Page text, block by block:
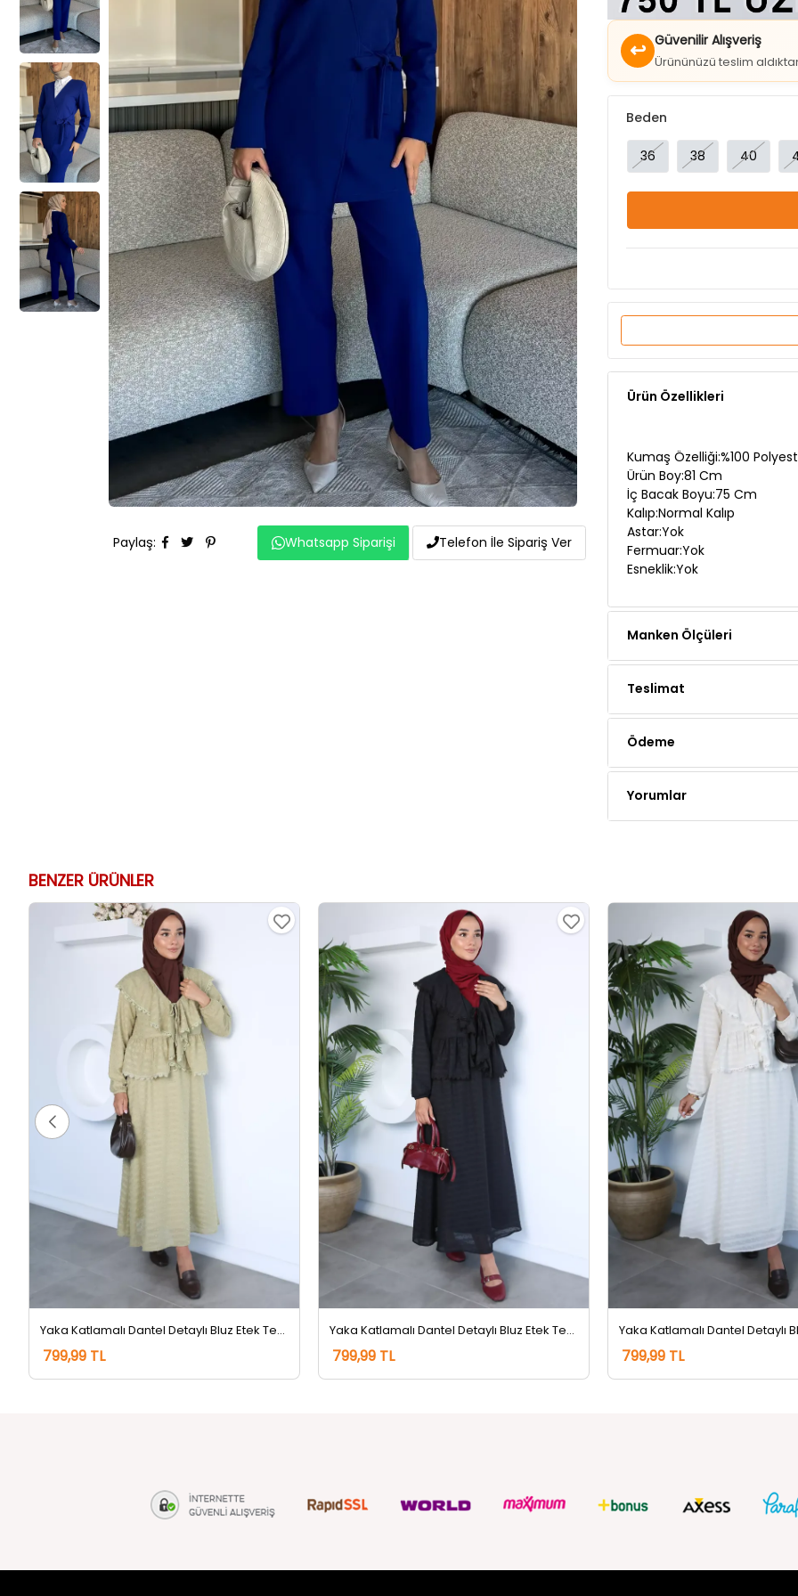
Paylaş: Whatsapp Siparişi Telefon İle Sipariş Ver
↩ Ürününüzü teslim
36
Ürün Özellikleri
İç Bacak Boyu:75 Cm
Kalıp:Normal Kalıp
Astar:Yok
Fermuar:Yok
Esneklik:Yok
799,99 TL 799,99 TL 799,99 TL
tozlu.com
MÜŞTERİ HİZMETLERİ
SOSYAL